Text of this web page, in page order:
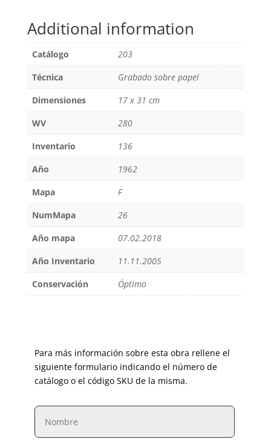
Additional information
Catálogo
203
Técnica
Grabado sobre papel
Dimensiones
17 x 31 cm
WV
280
Inventario
136
Año
1962
Mapa
F
NumMapa
26
Año mapa
07.02.2018
Año Inventario
11.11.2005
Conservación
Óptimo
Para más información sobre esta obra rellene el
siguiente formulario indicando el número de
catálogo o el código SKU de la misma.